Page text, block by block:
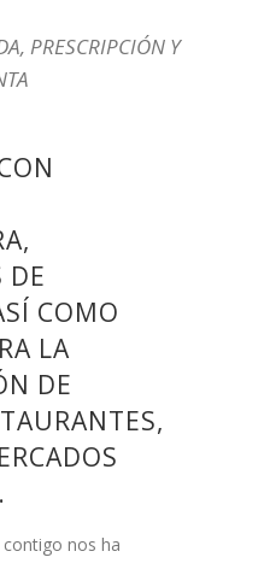
PRESCRIPCIÓN Y
DE
COMO
LA
DE
nos ha